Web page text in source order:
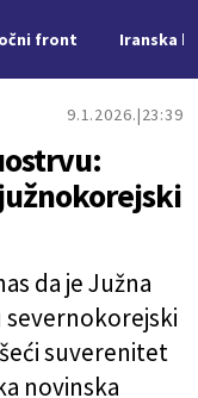
front Iranska
9.1.2026. 23:39
da je Južna
severnokorejski
suverenitet
novinska